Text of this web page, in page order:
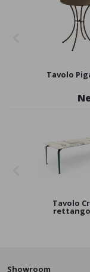
Tavolo
Tavolo
Showroom